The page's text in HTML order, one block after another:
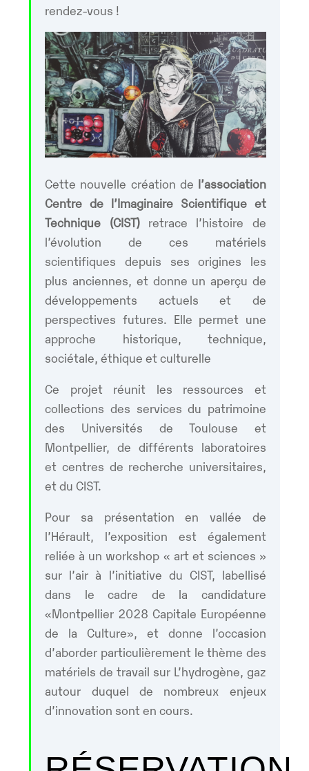
rendez-vous !
Cette nouvelle création de l’association
Centre de l’Imaginaire Scientifique et
Technique (CIST)retrace l’histoire de
l’évolution de ces matériels
scientifiques depuis ses origines les
plus anciennes, et donne un aperçu de
développements actuels et de
perspectives futures. Elle permet une
approche historique, technique,
sociétale, éthique et culturelle
Ce projet réunit les ressources et
collections des services du patrimoine
des Universités de Toulouse et
Montpellier, de différents laboratoires
et centres de recherche universitaires,
et du CIST.
Pour sa présentation en vallée de
l’Hérault, l’exposition est également
reliée à un workshop « art et sciences »
sur l’air à l’initiative du CIST, labellisé
dans le cadre de la candidature
«Montpellier 2028 Capitale Européenne
de la Culture», et donne l’occasion
d’aborder particulièrement le thème des
matériels de travail sur L’hydrogène, gaz
autour duquel de nombreux enjeux
d’innovation sont en cours.